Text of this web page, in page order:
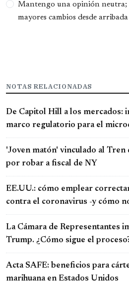
Mantengo una opinión neutra;
mayores cambios desde
NOTAS RELACIONADAS
De Capitol Hill a los mercados:
marco regulatorio para el
'Joven matón' vinculado al Tren
por robar a fiscal de NY
EE.UU.: cómo emplear
contra el coronavirus -y cómo
La Cámara de Representantes
Trump. ¿Cómo sigue el
Acta SAFE: beneficios para
marihuana en Estados Unidos